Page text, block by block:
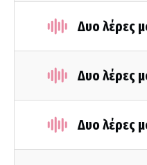
Δυο λέρες
Δυο λέρες
Δυο λέρες